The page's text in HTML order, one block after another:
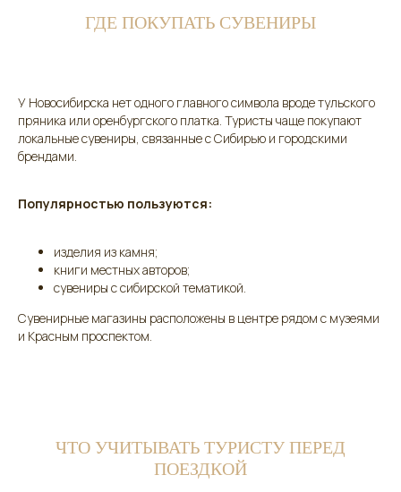
ГДЕ ПОКУПАТЬ СУВЕНИРЫ
У Новосибирска нет одного главного символа вроде тульского
пряника или оренбургского платка. Туристы чаще покупают
локальные сувениры, связанные с Сибирью и городскими
брендами.
Популярностью пользуются:
изделия из камня;
книги местных авторов;
сувениры с сибирской тематикой.
Сувенирные магазины расположены в центре рядом с музеями
и Красным проспектом.
ЧТО УЧИТЫВАТЬ ТУРИСТУ ПЕРЕД
ПОЕЗДКОЙ